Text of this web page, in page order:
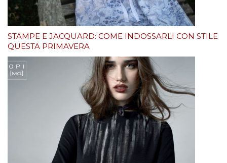
STAMPE E JACQUARD: COME INDOSSARLI CON STILE
QUESTA PRIMAVERA